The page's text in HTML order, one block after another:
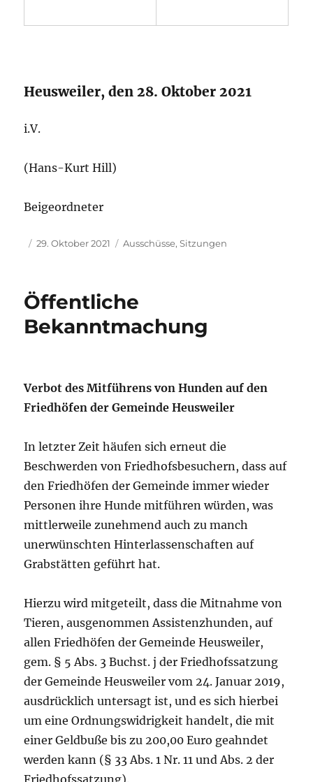
Heusweiler, den 28. Oktober 2021
i.V.
(Hans-Kurt Hill)
Beigeordneter
Autor
Veröffentlicht
29. Oktober 2021 Kategorien
Ausschüsse,Sitzungen
Öffentliche
Bekanntmachung
Verbot des Mitführens von Hunden auf den
Friedhöfen der Gemeinde Heusweiler
In letzter Zeit häufen sich erneut die
Beschwerden von Friedhofsbesuchern, dass auf
den Friedhöfen der Gemeinde immer wieder
Personen ihre Hunde mitführen würden, was
mittlerweile zunehmend auch zu manch
unerwünschten Hinterlassenschaften auf
Grabstätten geführt hat.
Hierzu wird mitgeteilt, dass die Mitnahme von
Tieren, ausgenommen Assistenzhunden, auf
allen Friedhöfen der Gemeinde Heusweiler,
gem. § 5 Abs. 3 Buchst. j der Friedhofssatzung
der Gemeinde Heusweiler vom 24. Januar 2019,
ausdrücklich untersagt ist, und es sich hierbei
um eine Ordnungswidrigkeit handelt, die mit
einer Geldbuße bis zu 200,00 Euro geahndet
werden kann (§ 33 Abs. 1 Nr. 11 und Abs. 2 der
Friedhofssatzung).